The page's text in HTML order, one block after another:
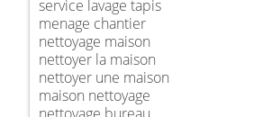
service lavage tapis
menage chantier
nettoyage maison
nettoyer la maison
nettoyer une maison
maison nettoyage
nettoyage bureau